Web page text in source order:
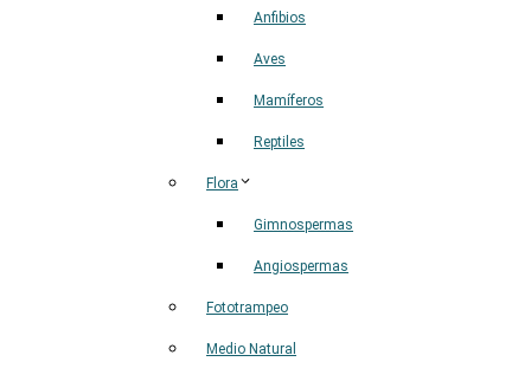
Anfibios
Aves
Mamíferos
Reptiles
Flora
Gimnospermas
Angiospermas
Fototrampeo
Medio Natural